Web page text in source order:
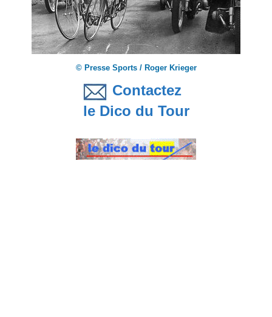
© Presse Sports / Roger Krieger
Contactez
le Dico du Tour